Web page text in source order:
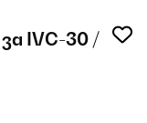
IVC-30 /